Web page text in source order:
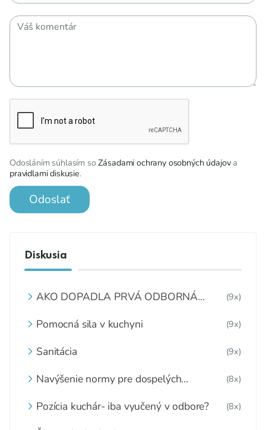
Odosláním súhlasím soZásadami ochrany osobných údajova
pravidlami diskusie.
Odoslať
Diskusia
AKO DOPADLA PRVÁ ODBORNÁ
(9x)
Pomocná sila v kuchyni (9x)
Sanitácia (9x)
Navýšenie normy pre dospelých
(8x)
Pozícia kuchár- iba vyučený v odbore? (8x)